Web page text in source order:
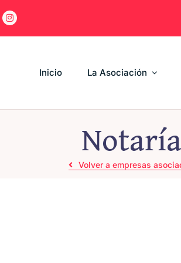
Inicio La Asociación
Notaría
Volver a empresas